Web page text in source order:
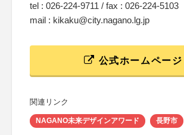
tel : 026-224-9711 / fax : 026-224-5103
mail : kikaku@city.nagano.lg.jp
公式ホームページ
関連リンク
NAGANO未来デザインアワード 長野市